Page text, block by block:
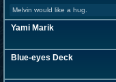
Melvin would like a hug.
Yami Marik
Blue-eyes Deck